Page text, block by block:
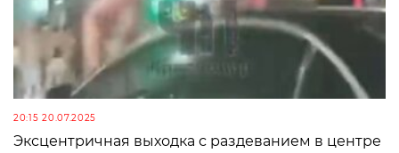
20:15 20.07.2025
Эксцентричная выходка с раздеванием в центре